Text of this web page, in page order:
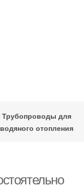
Трубопроводы для
водяного отопления